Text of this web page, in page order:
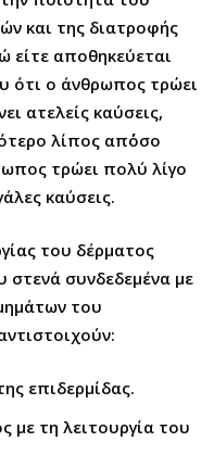
και της διατροφής
είτε αποθηκεύεται
ότι ο άνθρωπος τρώει
ατελείς καύσεις,
λίπος απ΄όσο
τρώει πολύ λίγο
καύσεις.
του δέρματος
στενά συνδεδεμένα με
του
επιδερμίδας.
τη λειτουργία του